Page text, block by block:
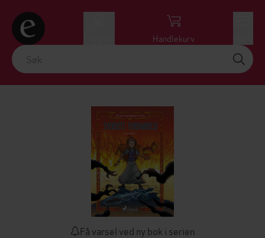
Handlekurv
Få varsel ved ny bok i serien